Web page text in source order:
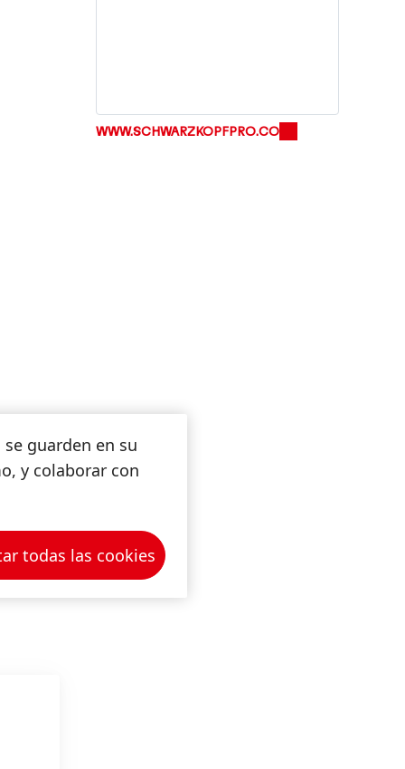
propósito. En Henkel, convertimos
WWW.SCHWARZKOPFPRO.CO
guarden en su
y colaborar con
todas las cookies